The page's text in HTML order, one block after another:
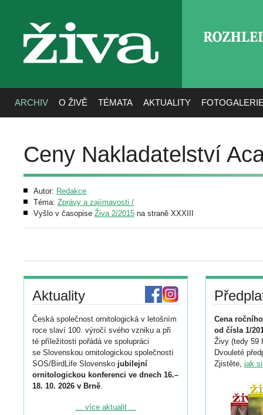
živa
ARCHIV O ŽIVĚ TÉMATA AKTUALITY
Ceny Nakladatelství
Autor: Redakce
Téma: Zprávy a zajímavosti /
Vyšlo v časopise Živa 2/2015 na straně XXXIII
Aktuality
Česká společnost ornitologická v letošním
roce slaví 100. výročí svého vzniku a při
té příležitosti pořádá ve spolupráci
se Slovenskou ornitologickou společností
SOS/BirdLife Slovensko jubilejní
ornitologickou konferenci ve dnech 16.–
18. 10. 2026 v Brně.
Podrobnější informace ke konferenci
... více aktualit ...
Cena
od čísla 1/
Živy (tedy 59
Dvouleté
Zjistěte, jak